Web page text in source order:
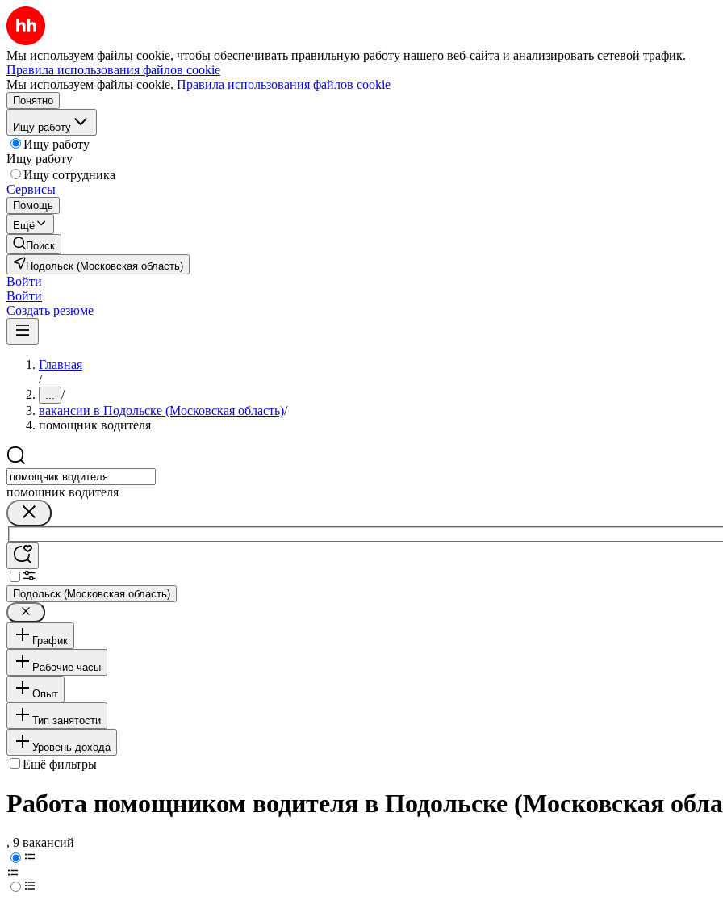
Мы используем файлы cookie, чтобы обеспечивать правильную работу нашего веб-сайта и анализировать сетевой трафик.
Правила использования файлов cookie
Мы используем файлы cookie. Правила использования файлов cookie
Понятно
Ищу работу
Ищу работу
Ищу работу
Ищу сотрудника
Сервисы
Помощь
Ещё
Поиск
Подольск (Московская область)
Войти
Войти
Создать резюме
Главная
/
... /
вакансии в Подольске (Московская область)/
помощник водителя
помощник водителя
Подольск (Московская область)
График
Рабочие часы
Опыт
Тип занятости
Уровень дохода
Ещё фильтры
Работа помощником водителя в Подольске (Московская
, 9 вакансий